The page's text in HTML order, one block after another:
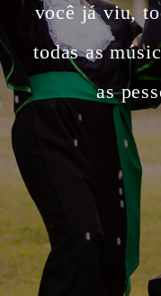
você já viu,
todas as
as